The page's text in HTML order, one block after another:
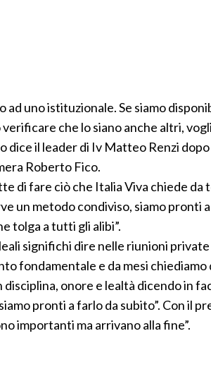
uno istituzionale. Se siamo
che lo siano anche altri,
dice il leader di Iv Matteo Renzi dopo
Roberto Fico.
di fare ciò che Italia Viva chiede da
un metodo condiviso, siamo pronti
tolga a tutti gli alibi”.
significhi dire nelle riunioni private
fondamentale e da mesi
onore e lealtà dicendo in
pronti a farlo da subito”. Con il
importanti ma arrivano alla fine”.